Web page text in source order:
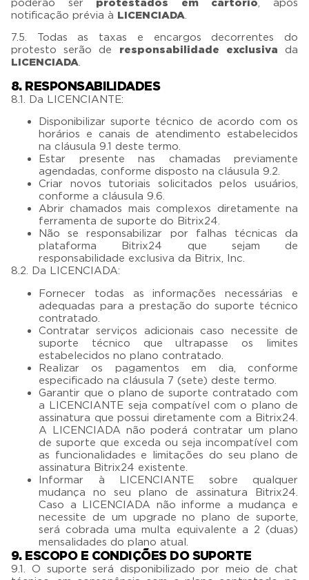
poderão ser protestados em cartório, após
notificação prévia à LICENCIADA.
7.5. Todas as taxas e encargos decorrentes do
protesto serão de responsabilidade exclusiva da
LICENCIADA.
8. RESPONSABILIDADES
8.1. Da LICENCIANTE:
Disponibilizar suporte técnico de acordo com os
horários e canais de atendimento estabelecidos
na cláusula 9.1 deste termo.
Estar presente nas chamadas previamente
agendadas, conforme disposto na cláusula 9.2.
Criar novos tutoriais solicitados pelos usuários,
conforme a cláusula 9.6.
Abrir chamados mais complexos diretamente na
ferramenta de suporte do Bitrix24.
Não se responsabilizar por falhas técnicas da
plataforma Bitrix24 que sejam de
responsabilidade exclusiva da Bitrix, Inc.
8.2. Da LICENCIADA:
Fornecer todas as informações necessárias e
adequadas para a prestação do suporte técnico
contratado.
Contratar serviços adicionais caso necessite de
suporte técnico que ultrapasse os limites
estabelecidos no plano contratado.
Realizar os pagamentos em dia, conforme
especificado na cláusula 7 (sete) deste termo.
Garantir que o plano de suporte contratado com
a LICENCIANTE seja compatível com o plano de
assinatura que possui diretamente com a Bitrix24.
A LICENCIADA não poderá contratar um plano
de suporte que exceda ou seja incompatível com
as funcionalidades e limitações do seu plano de
assinatura Bitrix24 existente.
Informar à LICENCIANTE sobre qualquer
mudança no seu plano de assinatura Bitrix24.
Caso a LICENCIADA não informe a mudança e
necessite de um upgrade no plano de suporte,
será cobrada uma multa equivalente a 2 (duas)
mensalidades do plano atual.
9. ESCOPO E CONDIÇÕES DO SUPORTE
9.1. O suporte será disponibilizado por meio de chat